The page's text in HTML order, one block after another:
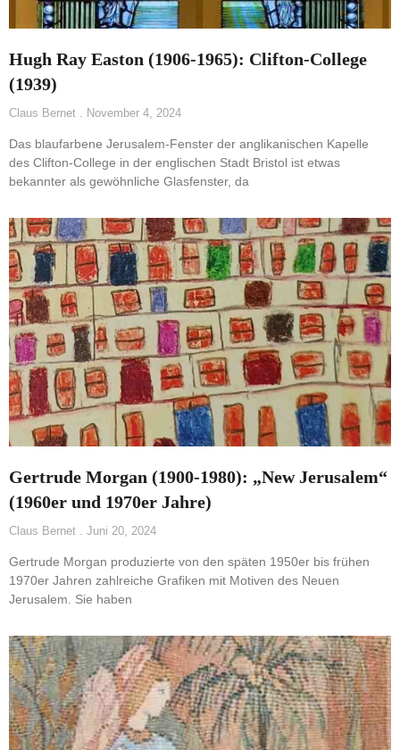
Hugh Ray Easton (1906-1965): Clifton-College
(1939)
Claus Bernet November 4, 2024
Das blaufarbene Jerusalem-Fenster der anglikanischen Kapelle
des Clifton-College in der englischen Stadt Bristol ist etwas
bekannter als gewöhnliche Glasfenster, da
Gertrude Morgan (1900-1980): „New Jerusalem“
(1960er und 1970er Jahre)
Claus Bernet Juni 20, 2024
Gertrude Morgan produzierte von den späten 1950er bis frühen
1970er Jahren zahlreiche Grafiken mit Motiven des Neuen
Jerusalem. Sie haben